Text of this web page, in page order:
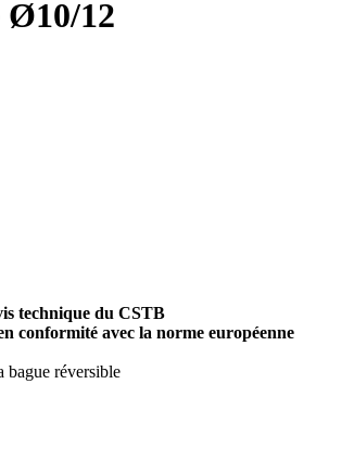
Ø10/12
technique du CSTB
conformité avec la norme européenne
bague réversible